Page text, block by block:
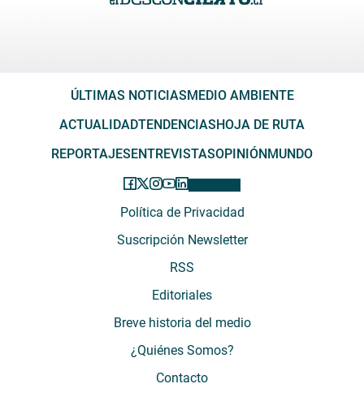
ÚLTIMAS NOTICIASMEDIO AMBIENTE
ACTUALIDADTENDENCIASHOJA DE RUTA
REPORTAJESENTREVISTASOPINIÓNMUNDO
Política de Privacidad
Suscripción Newsletter
RSS
Editoriales
Breve historia del medio
¿Quiénes Somos?
Contacto